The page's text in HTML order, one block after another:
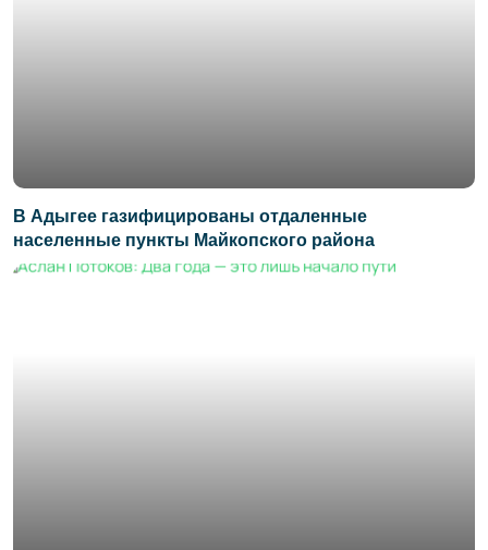
В Адыгее газифицированы отдаленные
населенные пункты Майкопского района